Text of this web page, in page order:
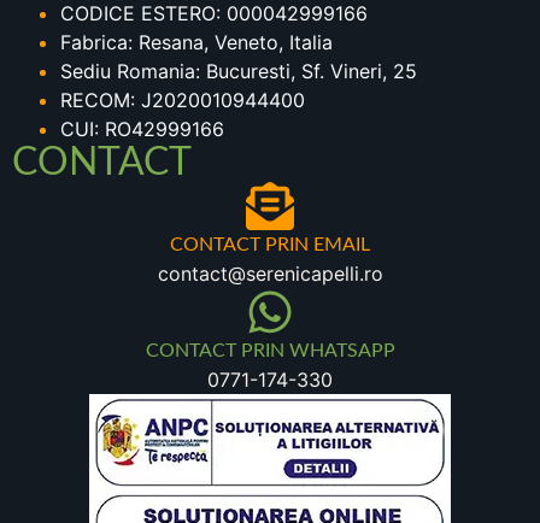
CODICE ESTERO: 000042999166
Fabrica: Resana, Veneto, Italia
Sediu Romania: Bucuresti, Sf. Vineri, 25
RECOM: J2020010944400
CUI: RO42999166
CONTACT
CONTACT PRIN EMAIL
contact@serenicapelli.ro
CONTACT PRIN WHATSAPP
0771-174-330